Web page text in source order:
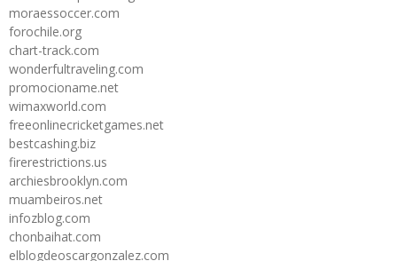
moraessoccer.com
forochile.org
chart-track.com
wonderfultraveling.com
promocioname.net
wimaxworld.com
freeonlinecricketgames.net
bestcashing.biz
firerestrictions.us
archiesbrooklyn.com
muambeiros.net
infozblog.com
chonbaihat.com
elblogdeoscargonzalez.com